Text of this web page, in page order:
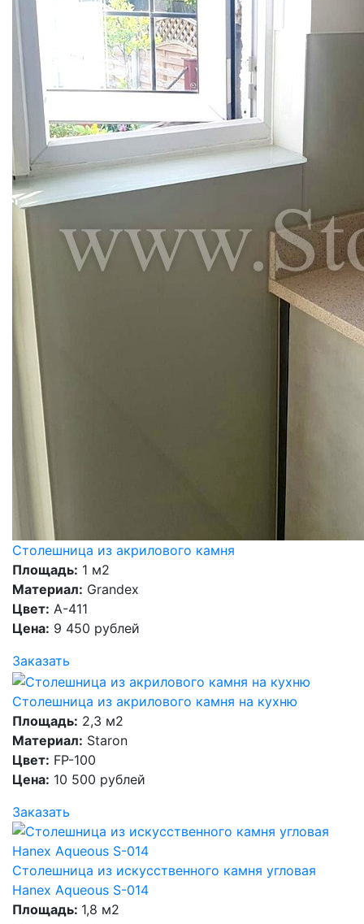
Столешница из акрилового камня
Площадь: 1 м2
Материал: Grandex
Цвет: A-411
Цена: 9 450 рублей
Заказать
Столешница из акрилового камня на кухню
Площадь: 2,3 м2
Материал: Staron
Цвет: FP-100
Цена: 10 500 рублей
Заказать
Столешница из искусственного камня угловая
Hanex Aqueous S-014
Площадь: 1,8 м2